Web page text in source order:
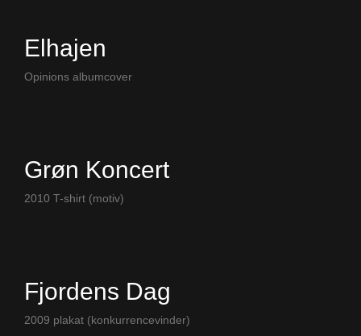
Elhajen
Opinions albumcover
Grøn Koncert
2010 T-shirt (motiv)
Fjordens Dag
2009 plakat (konkurrencevinder)